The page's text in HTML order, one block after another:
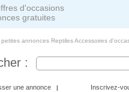
gratuites
petites annonces Reptiles Accessoires
:
une annonce | Inscrivez-